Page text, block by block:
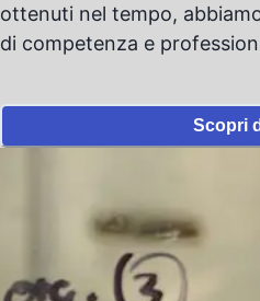
ottenuti nel tempo,
di competenza e
Scopri